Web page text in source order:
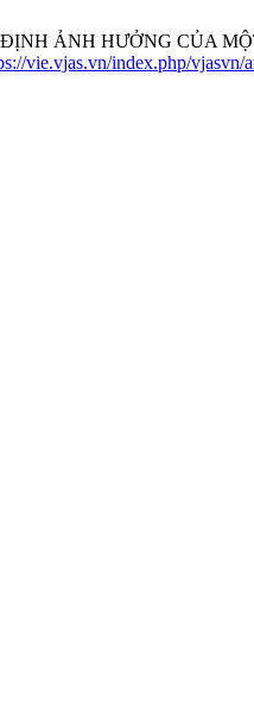
ẢNH HƯỞNG CỦA
vie.vjas.vn/index.php/vjasvn/